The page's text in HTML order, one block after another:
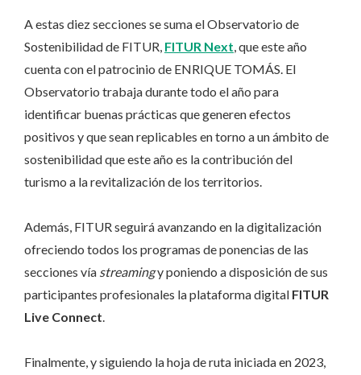
A estas diez secciones se suma el Observatorio de
Sostenibilidad de FITUR, FITUR Next , que este año
cuenta con el patrocinio de ENRIQUE TOMÁS. El
Observatorio trabaja durante todo el año para
identificar buenas prácticas que generen efectos
positivos y que sean replicables en torno a un ámbito de
sostenibilidad que este año es la contribución del
turismo a la revitalización de los territorios.
Además, FITUR seguirá avanzando en la digitalización
ofreciendo todos los programas de ponencias de las
secciones vía streamingy poniendo a disposición de sus
participantes profesionales la plataforma digital FITUR
Live Connect
Finalmente, y siguiendo la hoja de ruta iniciada en 2023,